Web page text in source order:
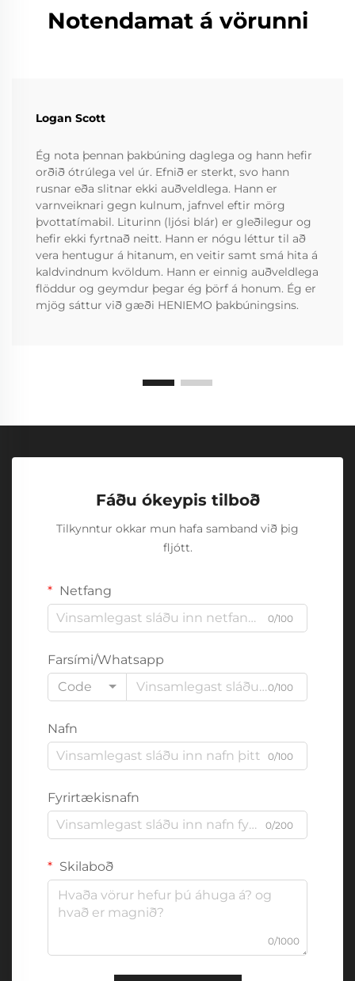
Notendamat á vörunni
Logan Scott
Ég nota þennan þakbúning daglega og hann hefir
orðið ótrúlega vel úr. Efnið er sterkt, svo hann
rusnar eða slitnar ekki auðveldlega. Hann er
varnveiknari gegn kulnum, jafnvel eftir mörg
þvottatímabil. Liturinn (ljósi blár) er gleðilegur og
hefir ekki fyrtnað neitt. Hann er nógu léttur til að
vera hentugur á hitanum, en veitir samt smá hita á
kaldvindnum kvöldum. Hann er einnig auðveldlega
flöddur og geymdur þegar ég þörf á honum. Ég er
mjög sáttur við gæði HENIEMO þakbúningsins.
Fáðu ókeypis tilboð
Tilkynntur okkar mun hafa samband við þig
fljótt.
Netfang
0/100
Farsími/Whatsapp
Code
0/100
Nafn
0/100
Fyrirtækisnafn
0/200
Skilaboð
0/1000